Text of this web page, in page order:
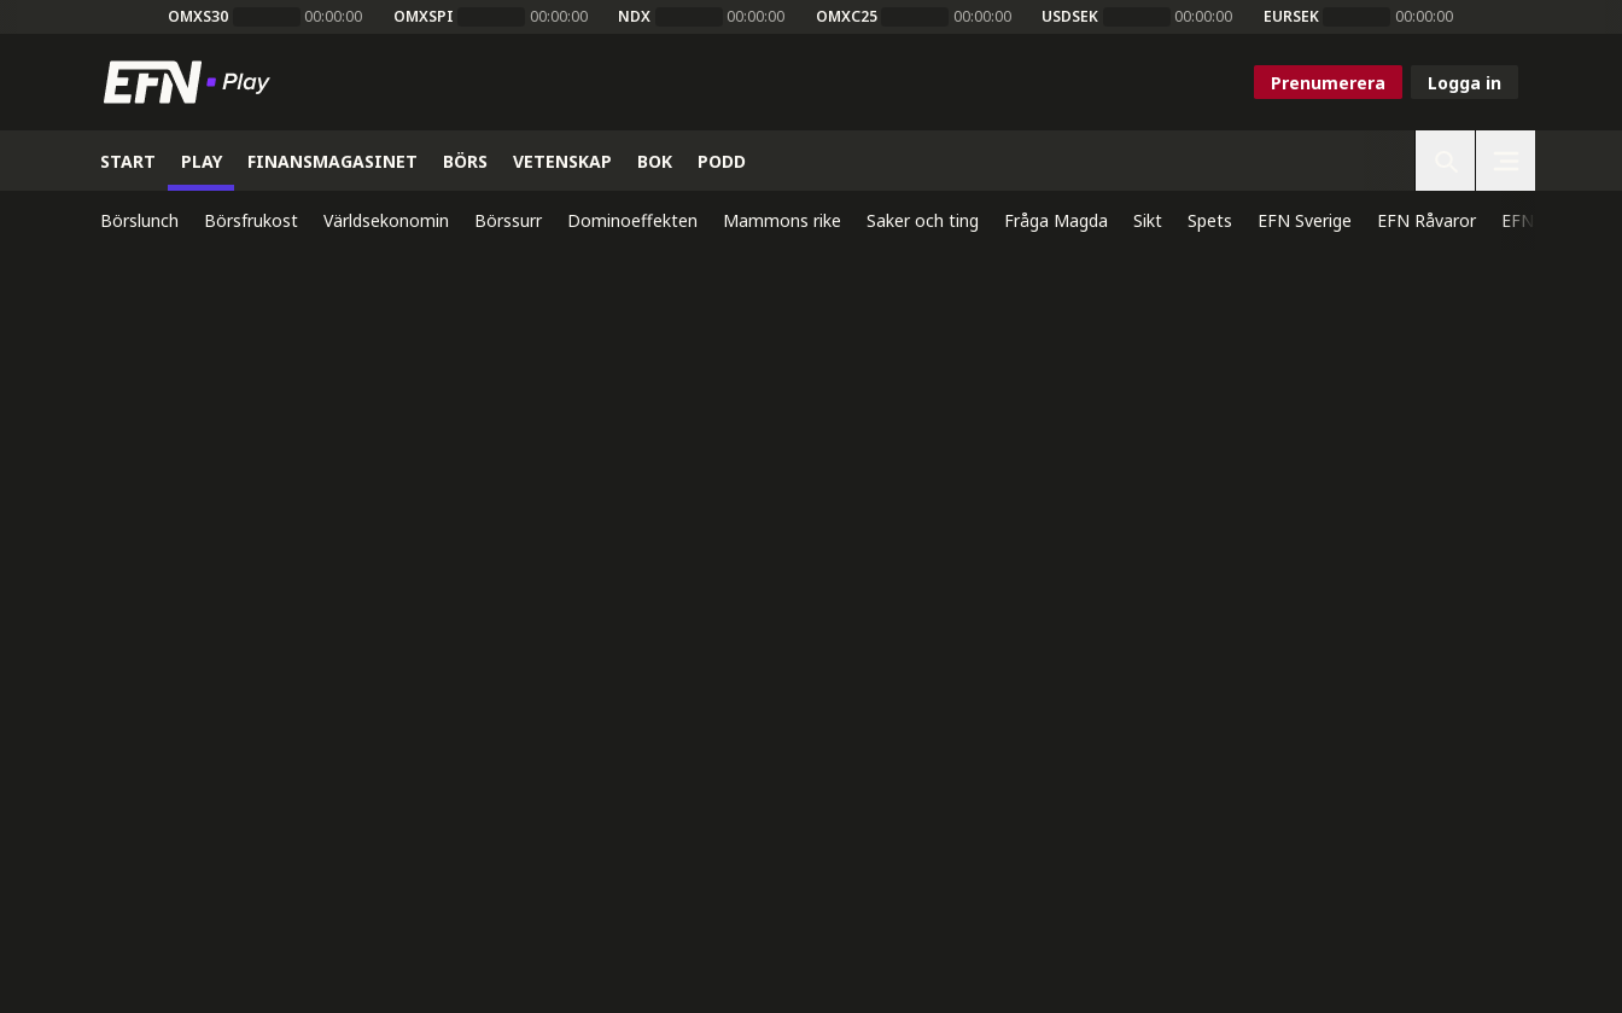
OMXS30 00:00:00 OMXSPI 00:00:00 NDX 00:00:00 OMXC25 00:00:00 USDSEK 00:00:00 EURSEK 00:00:00
Prenumerera Logga in
START PLAY FINANSMAGASINET BÖRS VETENSKAP BOK PODD
Börslunch Börsfrukost Världsekonomin Börssurr Dominoeffekten Mammons rike Saker och ting Fråga Magda Sikt Spets EFN Sverige EFN Råvaror EFN Direkt